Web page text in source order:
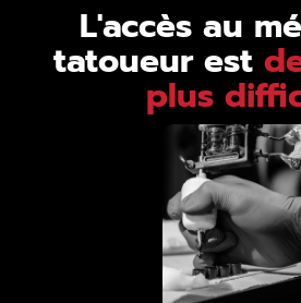
L'accès au
tatoueur est
plus